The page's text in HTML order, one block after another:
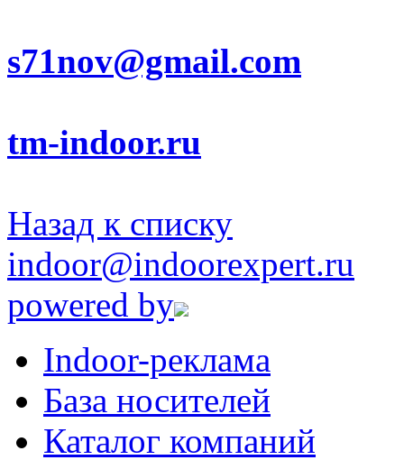
s71nov@gmail.com
tm-indoor.ru
Назад к списку
indoor@indoorexpert.ru
powered by
Indoor-реклама
База носителей
Каталог компаний